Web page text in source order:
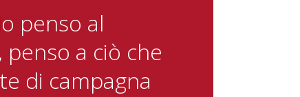
penso al
a ciò che
di campagna